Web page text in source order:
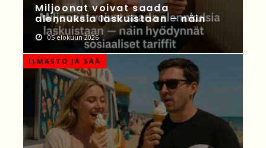
Miljoonat voivat saada
alennuksia laskuistaan – näin
05 elokuun 2026
ILMASTO JA SÄÄ